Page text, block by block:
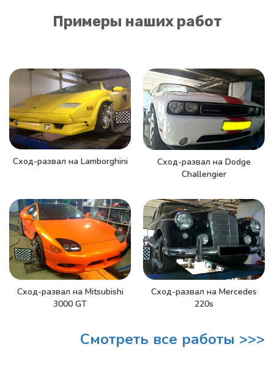
Примеры наших работ
Сход-развал на Lamborghini
Сход-развал на Dodge
Challengier
Сход-развал на Mitsubishi
3000 GT
Сход-развал на Mercedes
220s
Смотреть все работы >>>